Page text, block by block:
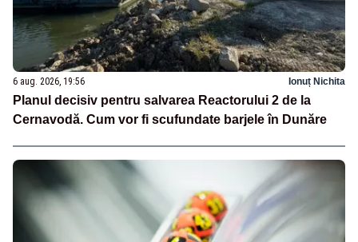
6 aug. 2026, 19:56 Ionuț Nichita
Planul decisiv pentru salvarea Reactorului 2 de la
Cernavodă. Cum vor fi scufundate barjele în Dunăre